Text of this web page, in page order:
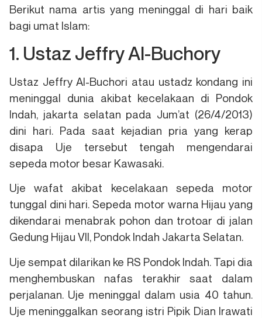
Berikut nama artis yang meninggal di hari baik
bagi umat Islam:
1. Ustaz Jeffry Al-Buchory
Ustaz Jeffry Al-Buchori atau ustadz kondang ini
meninggal dunia akibat kecelakaan di Pondok
Indah, jakarta selatan pada Jum’at (26/4/2013)
dini hari. Pada saat kejadian pria yang kerap
disapa Uje tersebut tengah mengendarai
sepeda motor besar Kawasaki.
Uje wafat akibat kecelakaan sepeda motor
tunggal dini hari. Sepeda motor warna Hijau yang
dikendarai menabrak pohon dan trotoar di jalan
Gedung Hijau VII, Pondok Indah Jakarta Selatan.
Uje sempat dilarikan ke RS Pondok Indah. Tapi dia
menghembuskan nafas terakhir saat dalam
perjalanan. Uje meninggal dalam usia 40 tahun.
Uje meninggalkan seorang istri Pipik Dian Irawati